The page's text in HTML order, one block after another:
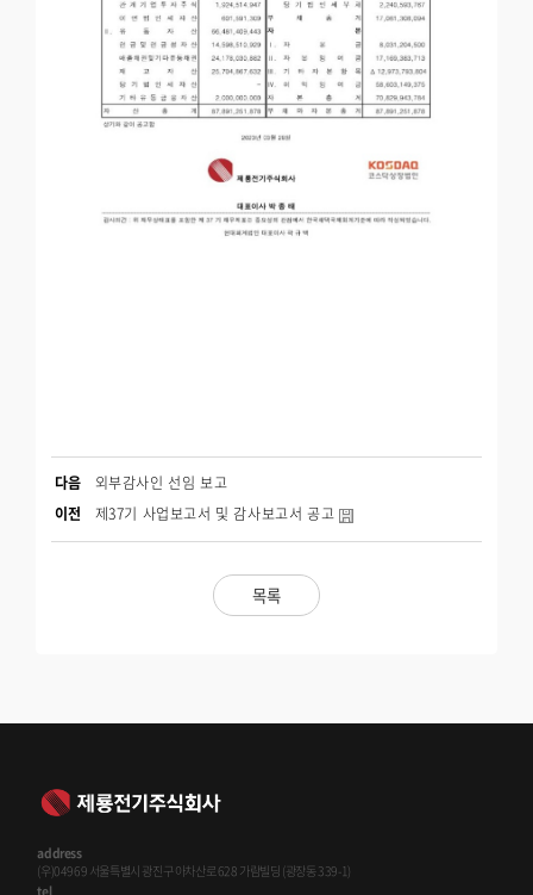
목록
다음
외부감사인 선임 보고
이전 제37기 사업보고서 및 감사보고서 공고
address
(우)04969 서울특별시 광진구 아차산로 628 가람빌딩 (광장동 339-1)
tel